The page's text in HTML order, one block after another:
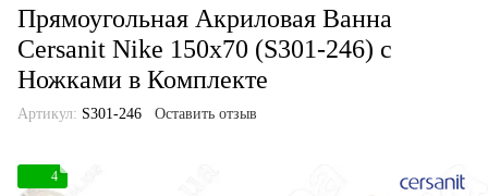
Прямоугольная Акриловая Ванна
Cersanit Nike 150x70 (S301-246) с
Ножками в Комплекте
Артикул: S301-246 Оставить отзыв
4